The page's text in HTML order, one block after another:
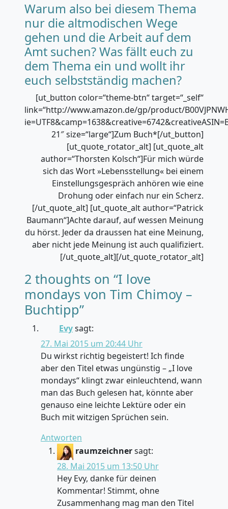
Warum also bei diesem Thema
nur die altmodischen Wege
gehen und die Arbeit auf dem
Amt suchen? Was fällt euch zu
dem Thema ein und wollt ihr
euch selbstständig machen?
[ut_button color=“theme-btn“ target=“_self“
link=“http://www.amazon.de/gp/product/
21″ size=“large“]Zum Buch*[/ut_button]
[ut_quote_rotator_alt] [ut_quote_alt
author=“Thorsten Kolsch“]Für mich würde
sich das Wort »Lebensstellung« bei einem
Einstellungsgespräch anhören wie eine
Drohung oder einfach nur ein Scherz.
[/ut_quote_alt] [ut_quote_alt author=“Patrick
Baumann“]Achte darauf, auf wessen Meinung
du hörst. Jeder da draussen hat eine Meinung,
aber nicht jede Meinung ist auch qualifiziert.
[/ut_quote_alt][/ut_quote_rotator_alt]
2 thoughts on “I love
mondays von Tim Chimoy –
Buchtipp”
Evysagt:
27. Mai 2015 um 20:44 Uhr
Du wirkst richtig begeistert! Ich finde
aber den Titel etwas ungünstig – „I love
mondays“ klingt zwar einleuchtend, wann
man das Buch gelesen hat, könnte aber
genauso eine leichte Lektüre oder ein
Buch mit witzigen Sprüchen sein.
Antworten
raumzeichnersagt:
28. Mai 2015 um 13:50 Uhr
Hey Evy, danke für deinen
Kommentar! Stimmt, ohne
Zusammenhang mag man den Titel